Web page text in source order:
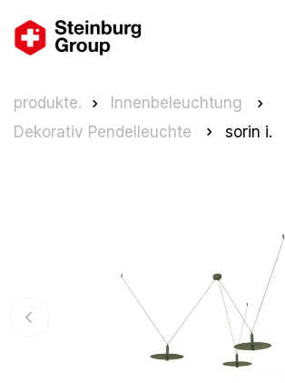
produkte.
Innenbeleuchtung
Dekorativ Pendelleuchte
sorin i.